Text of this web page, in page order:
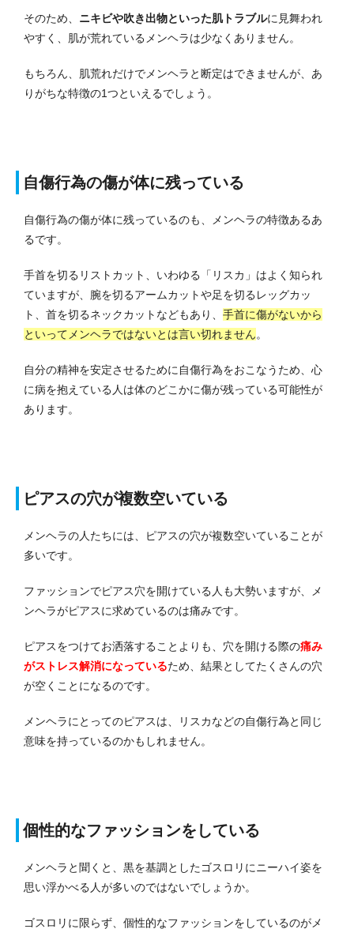
そのため、 ニキビや吹き出物といった肌トラブルに見舞われ
やすく、肌が荒れているメンヘラは少なくありません。
もちろん、肌荒れだけでメンヘラと断定はできませんが、あ
りがちな特徴の1つといえるでしょう。
自傷行為の傷が体に残っている
自傷行為の傷が体に残っているのも、メンヘラの特徴あるあ
るです。
手首を切るリストカット、いわゆる「リスカ」はよく知られ
ていますが、腕を切るアームカットや足を切るレッグカッ
ト、首を切るネックカットなどもあり、 手首に傷がないから
といってメンヘラではないとは言い切れません。
自分の精神を安定させるために自傷行為をおこなうため、心
に病を抱えている人は体のどこかに傷が残っている可能性が
あります。
ピアスの穴が複数空いている
メンヘラの人たちには、ピアスの穴が複数空いていることが
多いです。
ファッションでピアス穴を開けている人も大勢いますが、メ
ンヘラがピアスに求めているのは痛みです。
ピアスをつけてお洒落することよりも、穴を開ける際の痛み
がストレス解消になっているため、結果としてたくさんの穴
が空くことになるのです。
メンヘラにとってのピアスは、リスカなどの自傷行為と同じ
意味を持っているのかもしれません。
個性的なファッションをしている
メンヘラと聞くと、黒を基調としたゴスロリにニーハイ姿を
思い浮かべる人が多いのではないでしょうか。
ゴスロリに限らず、個性的なファッションをしているのがメ